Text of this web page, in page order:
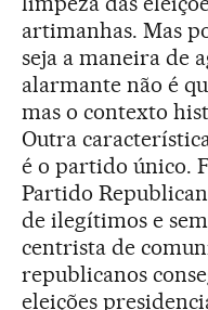
artimanhas. Mas
seja a maneira de
alarmante não é
mas o contexto
Outra
é o partido único.
Partido
de ilegítimos e
centrista de
republicanos
eleições